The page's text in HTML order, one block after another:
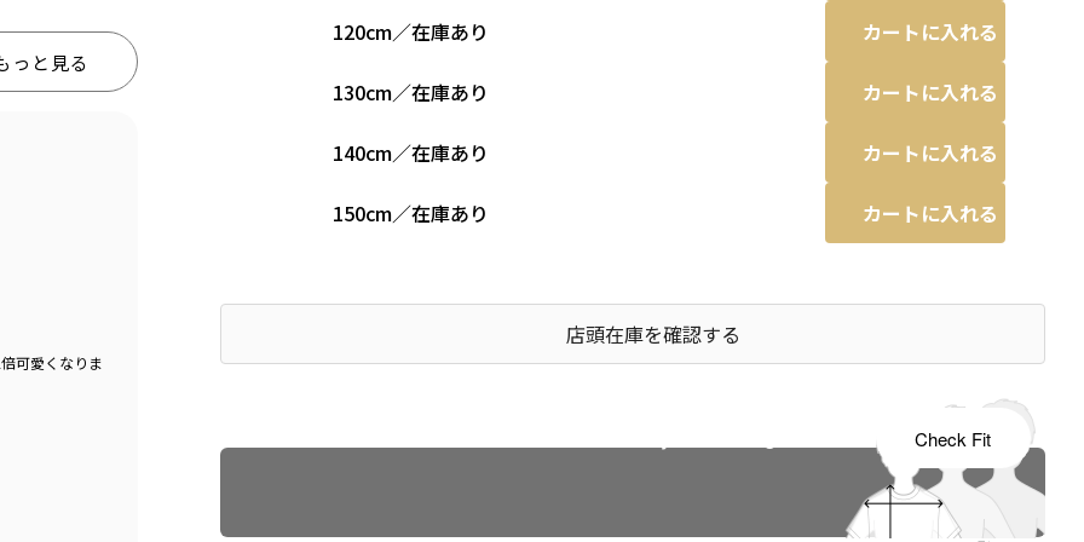
っと見る
可愛くなりま
120cm／在庫あり カートに入れる
130cm／在庫あり カートに入れる
140cm／在庫あり カートに入れる
150cm／在庫あり カートに入れる
店頭在庫を確認する
Check Fit